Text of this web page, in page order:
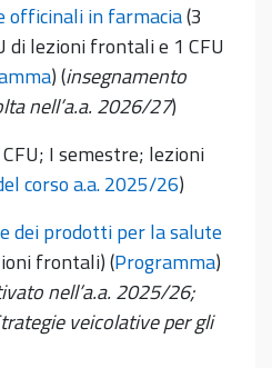
officinali in farmacia(3
di lezioni frontali e 1 CFU
) (insegnamento
nell’a.a. 2026/27)
I semestre; lezioni
corso a.a. 2025/26)
dei prodotti per la salute
frontali) (Programma)
nell’a.a. 2025/26;
veicolative per gli